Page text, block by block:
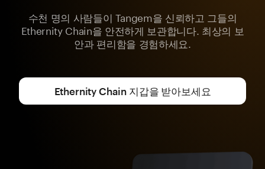
수천 명의 사람들이 Tangem을 신뢰하고 그들의
Ethernity Chain을 안전하게 보관합니다. 최상의 보
안과 편리함을 경험하세요.
Ethernity Chain 지갑을 받아보세요